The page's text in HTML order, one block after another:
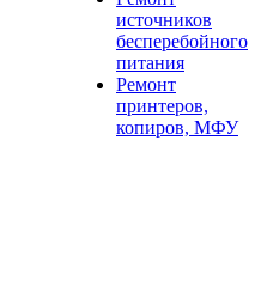
источников
бесперебойного
питания
Ремонт
принтеров,
копиров, МФУ